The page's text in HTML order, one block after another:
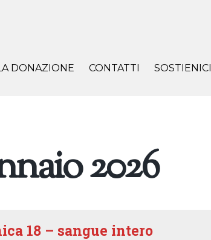
DONAZIONE CONTATTI SOSTIENICI
2026
18 – sangue intero